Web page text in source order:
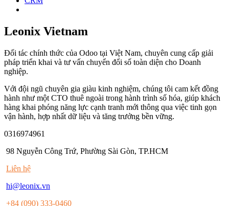
Leonix Vietnam
Đối tác chính thức của Odoo tại Việt Nam, chuyên cung cấp giải
pháp triển khai và tư vấn chuyển đổi số toàn diện cho Doanh
nghiệp.
Với đội ngũ chuyên gia giàu kinh nghiệm, chúng tôi cam kết đồng
hành như một CTO thuê ngoài trong hành trình số hóa, giúp khách
hàng khai phóng năng lực cạnh tranh mới thông qua việc tinh gọn
vận hành, hợp nhất dữ liệu và tăng trưởng bền vững.
0316974961
98 Nguyễn Công Trứ, Phường Sài Gòn, TP.HCM
Liên hệ
hi@leonix.vn
+84 (090) 333-0460